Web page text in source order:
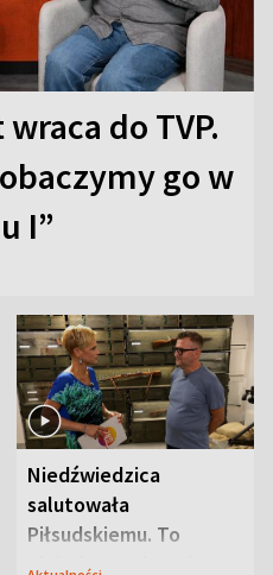
do TVP.
go w
I”
Niedźwiedzica
salutowała
Piłsudskiemu. To
niejedyna tajemnica